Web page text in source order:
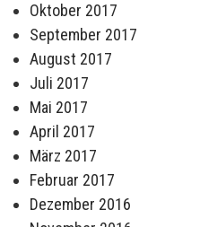
Oktober 2017
September 2017
August 2017
Juli 2017
Mai 2017
April 2017
März 2017
Februar 2017
Dezember 2016